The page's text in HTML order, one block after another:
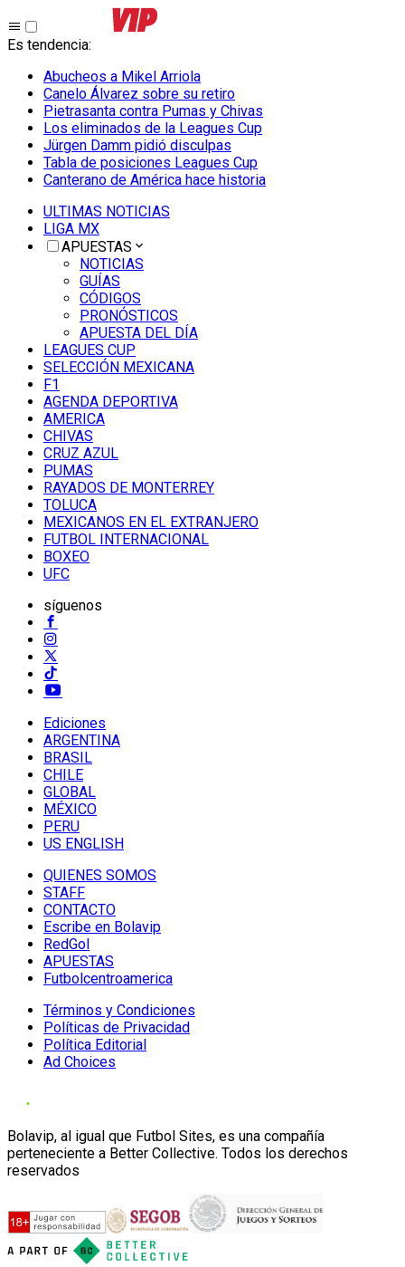
Es tendencia:
Abucheos a Mikel Arriola
Canelo Álvarez sobre su retiro
Pietrasanta contra Pumas y Chivas
Los eliminados de la Leagues Cup
Jürgen Damm pidió disculpas
Tabla de posiciones Leagues Cup
Canterano de América hace historia
ULTIMAS NOTICIAS
LIGA MX
APUESTAS
NOTICIAS
GUÍAS
CÓDIGOS
PRONÓSTICOS
APUESTA DEL DÍA
LEAGUES CUP
SELECCIÓN MEXICANA
F1
AGENDA DEPORTIVA
AMERICA
CHIVAS
CRUZ AZUL
PUMAS
RAYADOS DE MONTERREY
TOLUCA
MEXICANOS EN EL EXTRANJERO
FUTBOL INTERNACIONAL
BOXEO
UFC
síguenos
Ediciones
ARGENTINA
BRASIL
CHILE
GLOBAL
MÉXICO
PERU
US ENGLISH
QUIENES SOMOS
STAFF
CONTACTO
Escribe en Bolavip
RedGol
APUESTAS
Futbolcentroamerica
Términos y Condiciones
Políticas de Privacidad
Política Editorial
Ad Choices
Bolavip, al igual que Futbol Sites, es una compañía
perteneciente a Better Collective. Todos los derechos
reservados